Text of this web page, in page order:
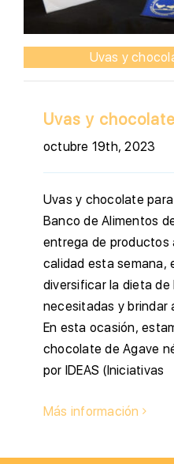
Uvas y
Uvas y
octubre 19th, 2023
Uvas y chocolate
Banco de Alimentos
entrega de productos
calidad esta semana,
diversificar la dieta de
necesitadas y brindar
En esta ocasión,
chocolate de Agave
por IDEAS (Iniciativas
Más información